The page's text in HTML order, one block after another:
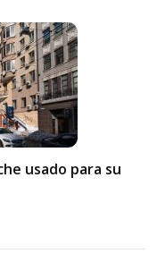
usado para su